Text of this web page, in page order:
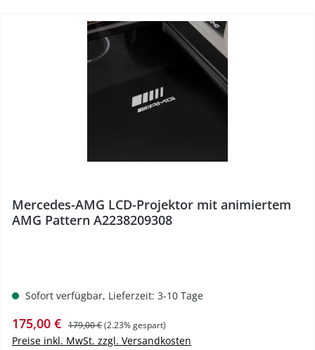
Mercedes-AMG LCD-Projektor mit animiertem
AMG Pattern A2238209308
Sofort verfügbar, Lieferzeit: 3-10 Tage
Verkaufspreis:
175,00 € Regulärer Preis:
179,00 €(2.23% gespart)
Preise inkl. MwSt. zzgl. Versandkosten